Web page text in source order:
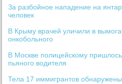
За разбойное нападение на
человек
В Крыму врачей уличили в
онкобольного
В Москве полицейскому
пьяного водителя
Тела 17 иммигрантов